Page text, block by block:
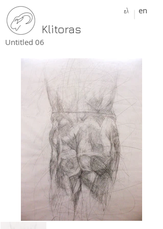
Klitoras
ελ en
Untitled 06